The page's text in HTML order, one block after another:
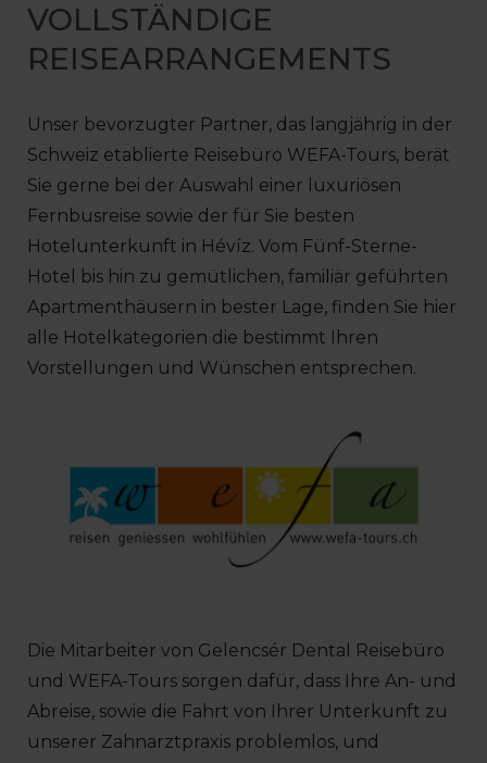
VOLLSTÄNDIGE
REISEARRANGEMENTS
Unser bevorzugter Partner, das langjährig in der
Schweiz etablierte Reisebüro WEFA-Tours, berät
Sie gerne bei der Auswahl einer luxuriösen
Fernbusreise sowie der für Sie besten
Hotelunterkunft in Hévíz. Vom Fünf-Sterne-
Hotel bis hin zu gemütlichen, familiär geführten
Apartmenthäusern in bester Lage, finden Sie hier
alle Hotelkategorien die bestimmt Ihren
Vorstellungen und Wünschen entsprechen.
Die Mitarbeiter von Gelencsér Dental Reisebüro
und WEFA-Tours sorgen dafür, dass Ihre An- und
Abreise, sowie die Fahrt von Ihrer Unterkunft zu
unserer Zahnarztpraxis problemlos, und